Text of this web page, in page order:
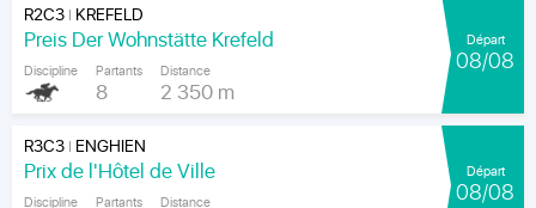
R2C3| KREFELD
Preis Der Wohnstätte Krefeld
Discipline Partants
8
Distance
2 350 m
Départ
08/08
R3C3| ENGHIEN
Prix de l'Hôtel de Ville
Discipline Partants Distance
Départ
08/08